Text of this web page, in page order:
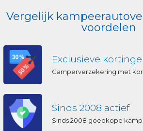
Vergelijk
voordelen
Exclusieve
Camperverzekering met
Sinds 2008 actief
Sinds 2008 goedkope